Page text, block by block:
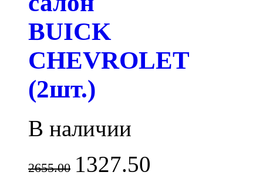
BUICK
CHEVROLET
(2шт.)
В наличии
2655.00 1327.50